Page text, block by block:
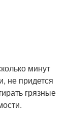
минут
не придется
грязные